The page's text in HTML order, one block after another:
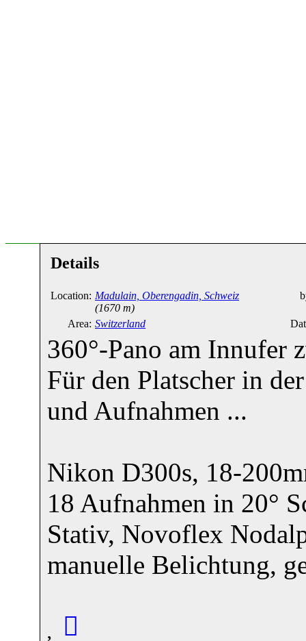
Details
Location: Madulain, Oberengadin, Schweiz
(1670 m)
Area: Switzerland
360°-Pano am Innufer
Für den Platscher in
und Aufnahmen ...
Nikon D300s, 18-
18 Aufnahmen in 20°
Stativ, Novoflex
manuelle Belichtung,